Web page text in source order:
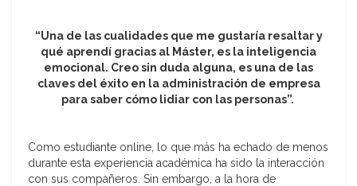
“Una de las cualidades que me gustaría resaltar y
qué aprendí gracias al Máster, es la inteligencia
emocional. Creo sin duda alguna, es una de las
claves del éxito en la administración de empresa
para saber cómo lidiar con las personas”.
Como estudiante online, lo que más ha echado de menos
durante esta experiencia académica ha sido la interacción
con sus compañeros. Sin embargo, a la hora de